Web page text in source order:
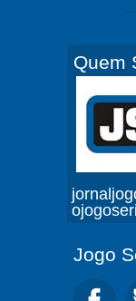
Quem
Jogo